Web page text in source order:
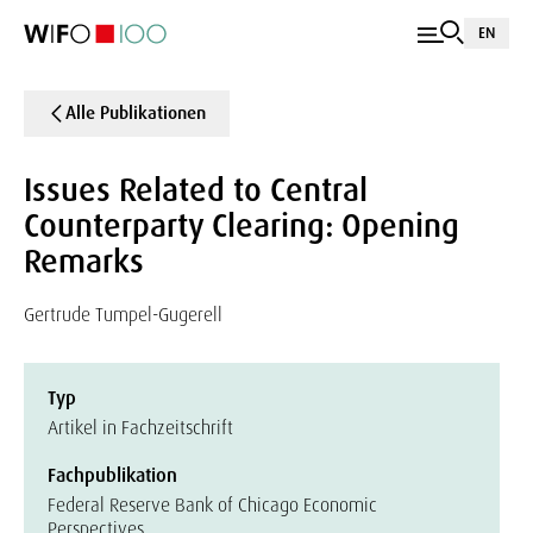
EN
Alle Publikationen
Issues Related to Central
Counterparty Clearing: Opening
Remarks
Gertrude Tumpel-Gugerell
Typ
Artikel in Fachzeitschrift
Fachpublikation
Federal Reserve Bank of Chicago Economic